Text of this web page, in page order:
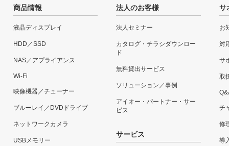
商品情報
液晶ディスプレイ
HDD／SSD
NAS／アプライアンス
Wi-Fi
映像機器／チューナー
ブルーレイ／DVDドライブ
ネットワークカメラ
USBメモリー
法人のお客様
法人セミナー
カタログ・チラシダウンロー
ド
無料貸出サービス
ソリューション／事例
アイオー・パートナー・サー
ビス
サービス
サ
お
対
サ
取
チ
修
導